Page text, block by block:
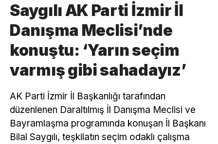
Saygılı AK Parti İzmir İl
Danışma Meclisi’nde
konuştu: ‘Yarın seçim
varmış gibi sahadayız’
AK Parti İzmir İl Başkanlığı tarafından
düzenlenen Daraltılmış İl Danışma Meclisi ve
Bayramlaşma programında konuşan İl Başkanı
Bilal Saygılı, teşkilatın seçim odaklı çalışma